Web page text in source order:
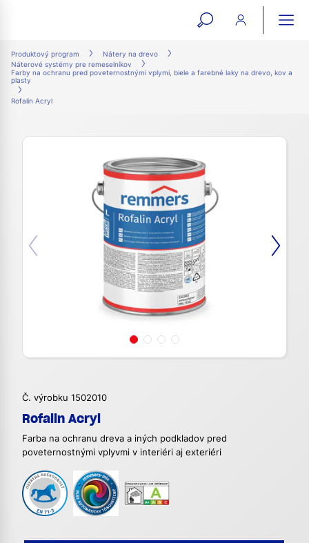
open
form
Produktový program
Nátery na drevo
Náterové systémy pre remeselníkov
Farby na ochranu pred poveternostnými vplymi, biele a farebné laky na drevo, kov a
plasty
Rofalin Acryl
Č. výrobku 1502010
Rofalin Acryl
Farba na ochranu dreva a iných podkladov pred
poveternostnými vplyvmi v interiéri aj exteriéri